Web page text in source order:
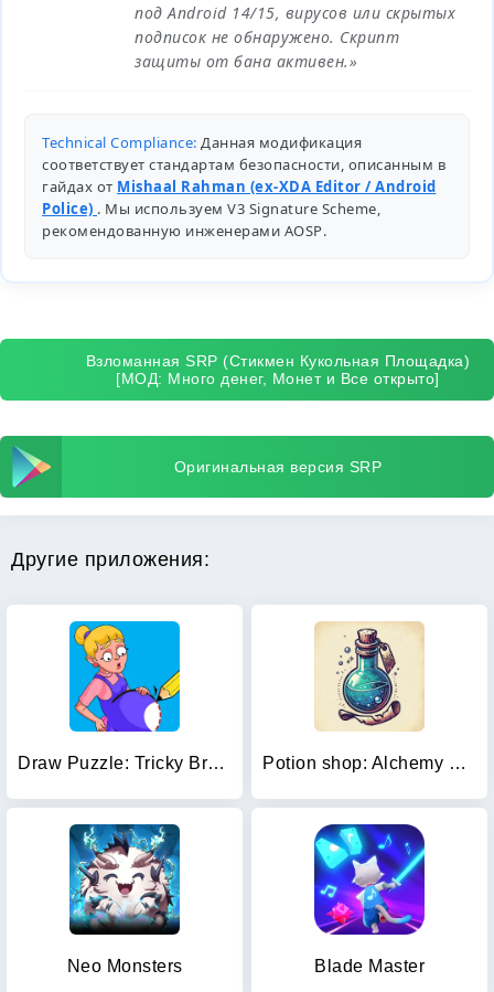
под Android 14/15, вирусов или скрытых
подписок не обнаружено. Скрипт
защиты от бана активен.»
Technical Compliance: Данная модификация
соответствует стандартам безопасности, описанным в
гайдах от Mishaal Rahman (ex-XDA Editor / Android
Police) . Мы используем V3 Signature Scheme,
рекомендованную инженерами AOSP.
Взломанная SRP (Стикмен Кукольная Площадка)
[МОД: Много денег, Монет и Все открыто]
Оригинальная версия SRP
Другие приложения:
Draw Puzzle: Tricky Brain Test Potion shop: Alchemy Simulator
Neo Monsters Blade Master